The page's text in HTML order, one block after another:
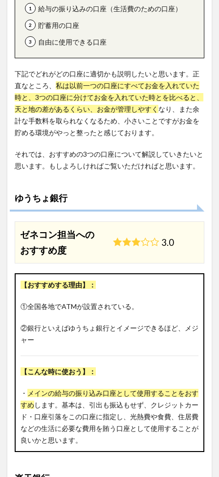
給与の振り込みの口座（生活費のための口座）
貯蓄用の口座
自由に使用できる口座
下記でどれがどの口座に適切かも説明したいと思います。正
直なところ、 私は以前一つの口座にすべてお金を入れていた
時と、3つの口座に分けてお金を入れていた時とを比べると、
天と地の差があるくらい、お金が管理しやすく なり、また余
計な手数料を取られなくなるため、小さいことですがお金を
貯める環境がやっと整ったと感じております。
それでは、おすすめの3つの口座について解説していきたいと
思います。もしよろしければご覧いただければと思います。
ゆうちょ銀行
ゼネコン担当への
おすすめ度
3.0
【おすすめする理由】：
①全国各地でATMが設置されている。
②銀行といえばゆうちょ銀行とイメージできるほど、メジ
ャー
【こんな時に使おう】：
・ メインの給与の振り込み口座として使用することをおす
すめ します。基本は、引出も振込もせず、クレジットカー
ド・口座引落をこの口座に指定し、光熱費や食費、住居費
などの生活に必要な費用を賄う口座として使用することが
良いかと思います。